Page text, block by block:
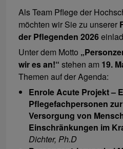
Als Team Pflege der
möchten wir Sie zu unserer
der Pflegenden 2026
Unter dem Motto
wir es an!“ stehen am 19.
Themen auf der Agenda:
Enrole Acute Projekt –
Pflegefachpersonen
Versorgung von
Einschränkungen im
Dichter, Ph.D